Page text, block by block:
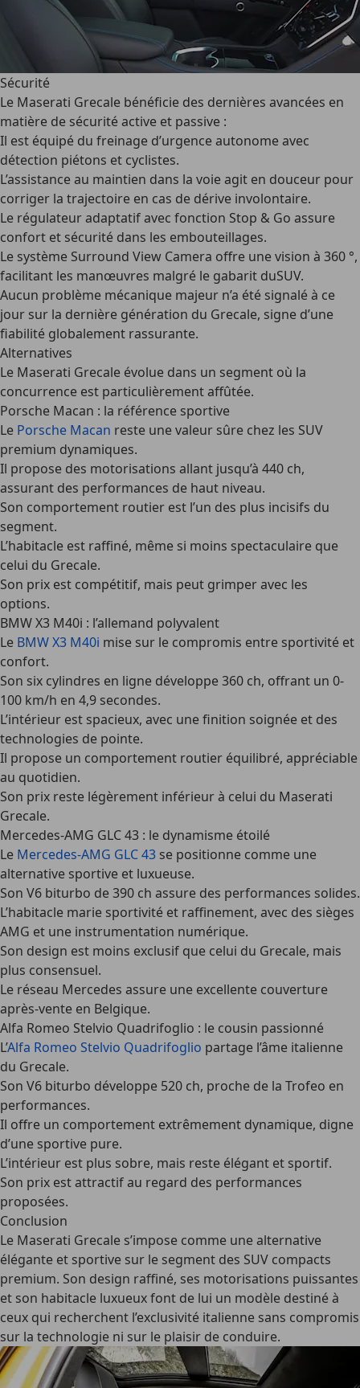
Sécurité
Le Maserati Grecale bénéficie des dernières avancées en
matière de sécurité active et passive :
Il est équipé du freinage d’urgence autonome avec
détection piétons et cyclistes.
L’assistance au maintien dans la voie agit en douceur pour
corriger la trajectoire en cas de dérive involontaire.
Le régulateur adaptatif avec fonction Stop & Go assure
confort et sécurité dans les embouteillages.
Le système Surround View Camera offre une vision à 360 °,
facilitant les manœuvres malgré le gabarit duSUV.
Aucun problème mécanique majeur n’a été signalé à ce
jour sur la dernière génération du Grecale, signe d’une
fiabilité globalement rassurante.
Alternatives
Le Maserati Grecale évolue dans un segment où la
concurrence est particulièrement affûtée.
Porsche Macan : la référence sportive
Le Porsche Macan reste une valeur sûre chez les SUV
premium dynamiques.
Il propose des motorisations allant jusqu’à 440 ch,
assurant des performances de haut niveau.
Son comportement routier est l’un des plus incisifs du
segment.
L’habitacle est raffiné, même si moins spectaculaire que
celui du Grecale.
Son prix est compétitif, mais peut grimper avec les
options.
BMW X3 M40i : l’allemand polyvalent
Le BMW X3 M40i mise sur le compromis entre sportivité et
confort.
Son six cylindres en ligne développe 360 ch, offrant un 0-
100 km/h en 4,9 secondes.
L’intérieur est spacieux, avec une finition soignée et des
technologies de pointe.
Il propose un comportement routier équilibré, appréciable
au quotidien.
Son prix reste légèrement inférieur à celui du Maserati
Grecale.
Mercedes-AMG GLC 43 : le dynamisme étoilé
Le Mercedes-AMG GLC 43 se positionne comme une
alternative sportive et luxueuse.
Son V6 biturbo de 390 ch assure des performances solides.
L’habitacle marie sportivité et raffinement, avec des sièges
AMG et une instrumentation numérique.
Son design est moins exclusif que celui du Grecale, mais
plus consensuel.
Le réseau Mercedes assure une excellente couverture
après-vente en Belgique.
Alfa Romeo Stelvio Quadrifoglio : le cousin passionné
L’Alfa Romeo Stelvio Quadrifoglio partage l’âme italienne
du Grecale.
Son V6 biturbo développe 520 ch, proche de la Trofeo en
performances.
Il offre un comportement extrêmement dynamique, digne
d’une sportive pure.
L’intérieur est plus sobre, mais reste élégant et sportif.
Son prix est attractif au regard des performances
proposées.
Conclusion
Le Maserati Grecale s’impose comme une alternative
élégante et sportive sur le segment des SUV compacts
premium. Son design raffiné, ses motorisations puissantes
et son habitacle luxueux font de lui un modèle destiné à
ceux qui recherchent l’exclusivité italienne sans compromis
sur la technologie ni sur le plaisir de conduire.